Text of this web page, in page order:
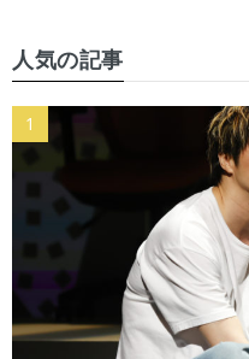
人気の記事